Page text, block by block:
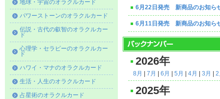
地球・宇宙のオラクルカード
パワーストーンのオラクルカード
伝説・古代の叡智のオラクルカー
ド
心理学・セラピーのオラクルカー
ド
ハワイ・マナのオラクルカード
生活・人生のオラクルカード
占星術のオラクルカード
6月22日発売 新商品のお知ら
6月11日発売 新商品のお知ら
2026年
8月 7月 6月 5月 4月 3月 2
2025年